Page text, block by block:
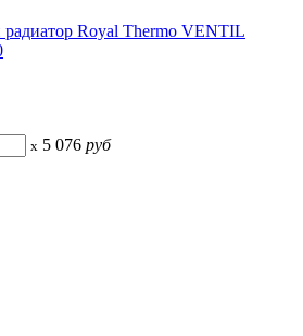
x 5 076 руб